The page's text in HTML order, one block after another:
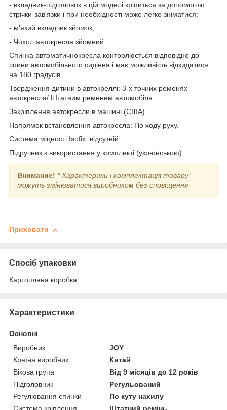
- вкладник-підголовок в цій моделі кріпиться за допомогою
стрічки-зав'язки і при необхідності може легко зніматися;
- м'який вкладчик зйомок;
- Чохол автокресла зйомний.
Спинка автоматичнокресла контролюється відповідно до
спини автомобільного сидіння і має можливість відкидатися
на 180 градусів.
Твердження дитини в автокреллі: 3-х точних ременях
автокресла/ Штатним ременем автомобіля.
Закріплення автокресли в машині (США).
Напрямок встановлення автокресла: По ходу руху.
Система міцності Isofix: відсутній.
Підручник з використання у комплекті (українською).
Внимание! *Характерики і комплектація товару
можуть змінюватися виробником без сповіщення
Приховати
Спосіб упаковки
Картопляна коробка
Характеристики
Основні
Виробник
JOY
Країна виробник
Китай
Вікова група
Від 9 місяців до 12 років
Підголовник
Регульований
Регулювання спинки
По куту нахилу
Система кріплення
Штатний ремінь